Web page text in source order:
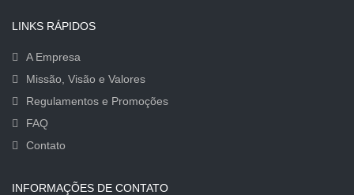
LINKS RÁPIDOS
A Empresa
Missão, Visão e Valores
Regulamentos e Promoções
FAQ
Contato
INFORMAÇÕES DE CONTATO